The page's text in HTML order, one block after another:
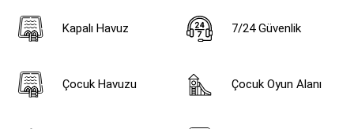
Kapalı Havuz 7/24 Güvenlik
Çocuk Havuzu Çocuk Oyun Alanı